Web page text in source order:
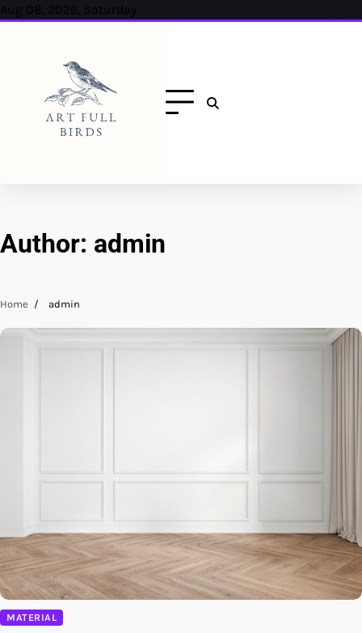
Skip
Aug 08, 2026, Saturday
Author: admin
Home admin
MATERIAL